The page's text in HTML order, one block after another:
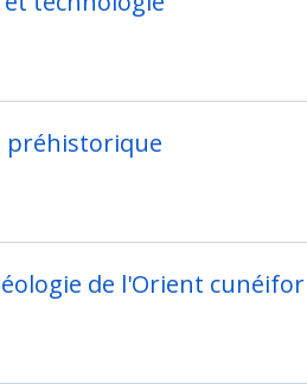
préhistorique
de l'Orient